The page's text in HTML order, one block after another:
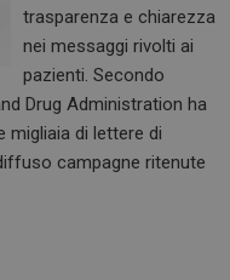
trasparenza e chiarezza
nei messaggi rivolti ai
pazienti. Secondo
Drug Administration ha
migliaia di lettere di
campagne ritenute